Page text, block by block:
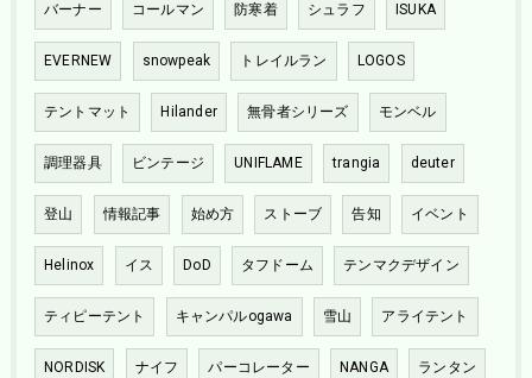
バーナー コールマン 防寒着 シュラフ ISUKA
EVERNEW snowpeak トレイルラン LOGOS
テントマット Hilander 無骨者シリーズ モンベル
調理器具 ビンテージ UNIFLAME trangia deuter
登山 情報記事 始め方 ストーブ 告知 イベント
Helinox イス DoD タフドーム テンマクデザイン
ティピーテント キャンパルogawa 雪山 アライテント
NORDISK ナイフ パーコレーター NANGA ランタン